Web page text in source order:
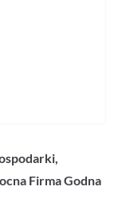
Firma Godna